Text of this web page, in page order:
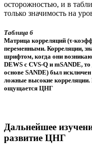
осторожностью, и в
только значимость на
Таблица 6
Матрица корреляций (τ-
переменными. Корреляции,
шрифтом, когда они
DEWS с CVS-Q и mSANDE,
основе SANDE) был
ложные высокие корреляции.
ощущается ЦНГ
Дальнейшее
развитие ЦНГ